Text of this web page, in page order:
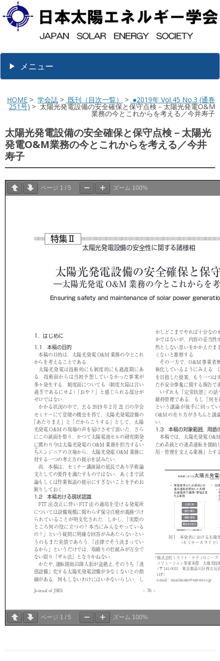
メニュー
HOME > 学会誌 > 既刊（目次一覧） > ●2019年 Vol.45 No.3 (通巻
251号) > 太陽光発電設備の安全確保と保守点検－太陽光発電O&M
業務の今とこれからを考える／今井寿子
太陽光発電設備の安全確保と保守点検－太陽光
発電O&M業務の今とこれからを考える／今井
寿子
ページ 1 / 5 ズーム 100%
ページ 1 / 5 ズーム 100%